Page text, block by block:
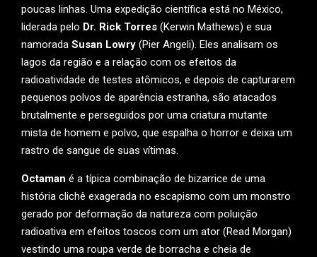
poucas linhas. Uma expedição científica está no México,
liderada pelo Dr. Rick Torres (Kerwin Mathews) e sua
namorada Susan Lowry (Pier Angeli). Eles analisam os
lagos da região e a relação com os efeitos da
radioatividade de testes atômicos, e depois de capturarem
pequenos polvos de aparência estranha, são atacados
brutalmente e perseguidos por uma criatura mutante
mista de homem e polvo, que espalha o horror e deixa um
rastro de sangue de suas vítimas.
Octaman é a típica combinação de bizarrice de uma
história clichê exagerada no escapismo com um monstro
gerado por deformação da natureza com poluição
radioativa em efeitos toscos com um ator (Read Morgan)
vestindo uma roupa verde de borracha e cheia de